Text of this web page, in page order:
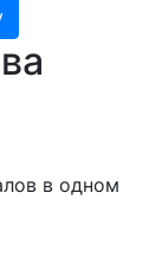
в одном